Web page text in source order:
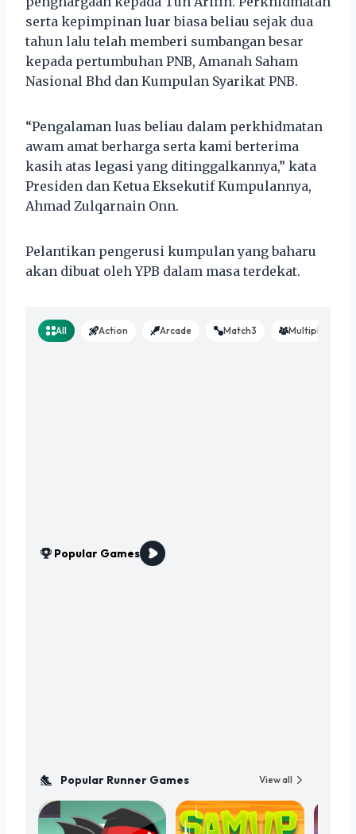
serta kepimpinan luar biasa beliau sejak dua
tahun lalu telah memberi sumbangan besar
kepada pertumbuhan PNB, Amanah Saham
Nasional Bhd dan Kumpulan Syarikat PNB.
“Pengalaman luas beliau dalam perkhidmatan
awam amat berharga serta kami berterima
kasih atas legasi yang ditinggalkannya,” kata
Presiden dan Ketua Eksekutif Kumpulannya,
Ahmad Zulqarnain Onn.
Pelantikan pengerusi kumpulan yang baharu
akan dibuat oleh YPB dalam masa terdekat.